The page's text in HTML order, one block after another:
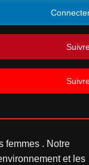
femmes . Notre
et les